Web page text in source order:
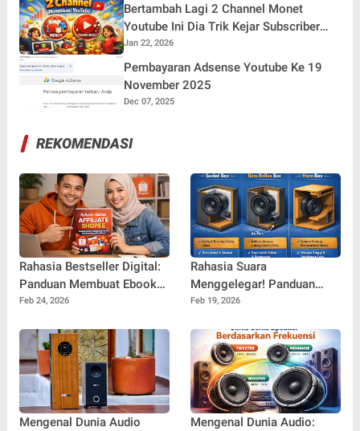
Bertambah Lagi 2 Channel Monet
Youtube Ini Dia Trik Kejar Subscriber
Jam Tayang
Jan 22, 2026
Pembayaran Adsense Youtube Ke 19
November 2025
Dec 07, 2025
REKOMENDASI
Rahasia Bestseller Digital:
Panduan Membuat Ebook
yang Layak Jual dan Siap
Feb 24, 2026
Rahasia Suara
Menggelegar! Panduan
Lengkap Jenis-Jenis
Wajib Anda Tahu
Feb 19, 2026
Mengenal Dunia Audio
Mengenal Dunia Audio: